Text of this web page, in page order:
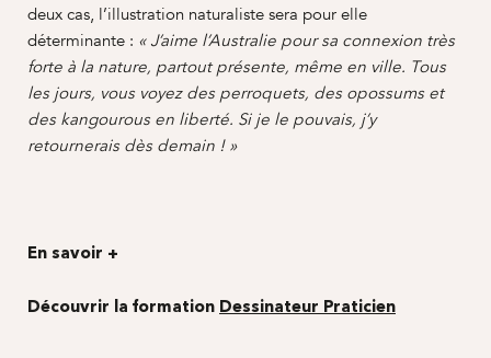
deux cas, l’illustration naturaliste sera pour elle
déterminante : « J’aime l’Australie pour sa connexion très
forte à la nature, partout présente, même en ville. Tous
les jours, vous voyez des perroquets, des opossums et
des kangourous en liberté. Si je le pouvais, j’y
retournerais dès demain ! »
En savoir +
Découvrir la formation Dessinateur Praticien